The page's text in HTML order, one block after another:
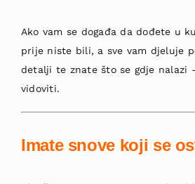
Ako vam se događa da dođete u
prije niste bili, a sve vam djeluje
detalji te znate što se gdje nalazi
vidoviti.
Imate snove koji se